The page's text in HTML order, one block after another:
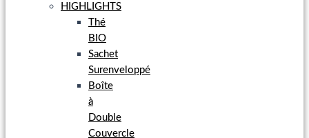
HIGHLIGHTS
Thé
BIO
Sachet
Surenveloppé
Boîte
à
Double
Couvercle